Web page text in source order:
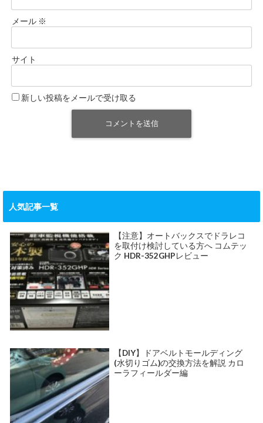
メール ※
サイト
新しい投稿をメールで受け取る
人気記事一覧
【注意】オートバックスでドラレコ
を取付け検討している方へ コムテッ
ク HDR-352GHPレビュー
【DIY】ドアベルトモールディング
(水切りゴム)の交換方法を解説 カロ
ーラフィールダー編